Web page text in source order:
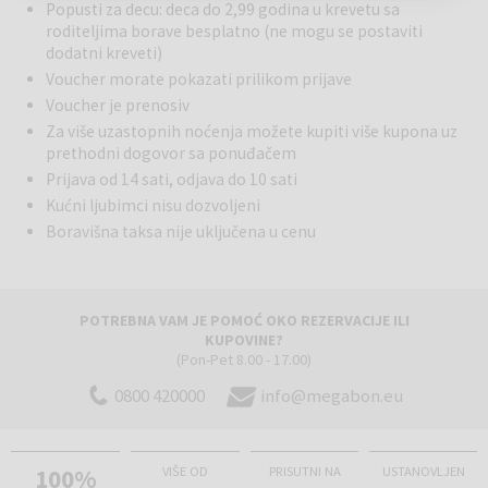
širok izbor keksa i kukuruznih pahuljica. Za savršen početak dana, tu
je i kutak za kafu i raznovrsni čajevi.
Napulj - Grad koji vredi otkriti!
Napulj je fascinantan i intenzivan, poznat po svojim pijacama,
jaslicama, kulturnom blagu i pizzi, sada deo UNESCO-ve svetske
baštine. Napulj je muzej na otvorenom: kvartovi vredni istraživanja
centimetar po centimetar. Nema ulice, zgrade ili dvorišta koje ne
vredi videti. Sa svojim mirisima i pogledima, to je grad koji treba
otkriti i ponovno otkriti. Grad je pun spomenika i muzeja. Napulj je
ujedno i more, istorija, sela koja vredi posetiti i pejsaž koji vredi
Popusti za decu: deca do 2,99 godina u krevetu sa
roditeljima borave besplatno (ne mogu se postaviti
dodatni kreveti)
Voucher morate pokazati prilikom prijave
Voucher je prenosiv
Za više uzastopnih noćenja možete kupiti više kupona uz
prethodni dogovor sa ponuđačem
Prijava od 14 sati, odjava do 10 sati
Kućni ljubimci nisu dozvoljeni
Boravišna taksa nije uključena u cenu
POTREBNA VAM JE POMOĆ OKO REZERVACIJE ILI
KUPOVINE?
(Pon-Pet 8.00 - 17.00)
0800 420000 info@megabon.eu
100% VIŠE OD PRISUTNI NA USTANOVLJEN